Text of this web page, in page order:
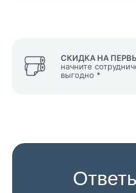
СКИДКА НА
начните
выгодно *